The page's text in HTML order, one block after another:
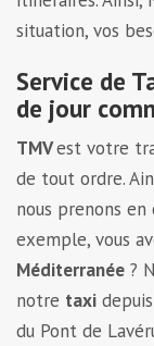
situation, vos
Service de
de jour
TMVest votre
de tout ordre.
nous prenons en
exemple, vous
Méditerranée ?
notre taxi
du Pont de